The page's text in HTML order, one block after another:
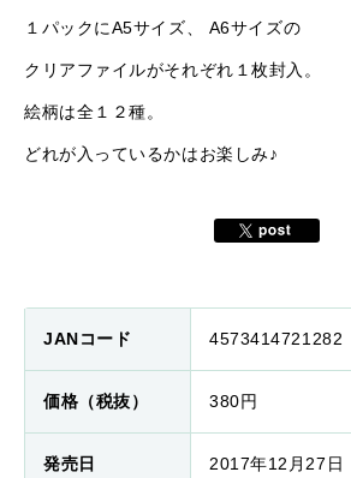
１パックにA5サイズ、 A6サイズの
クリアファイルがそれぞれ１枚封入。
絵柄は全１２種。
どれが入っているかはお楽しみ♪
JANコード 4573414721282
価格（税抜） 380円
発売日
2017年12月27日